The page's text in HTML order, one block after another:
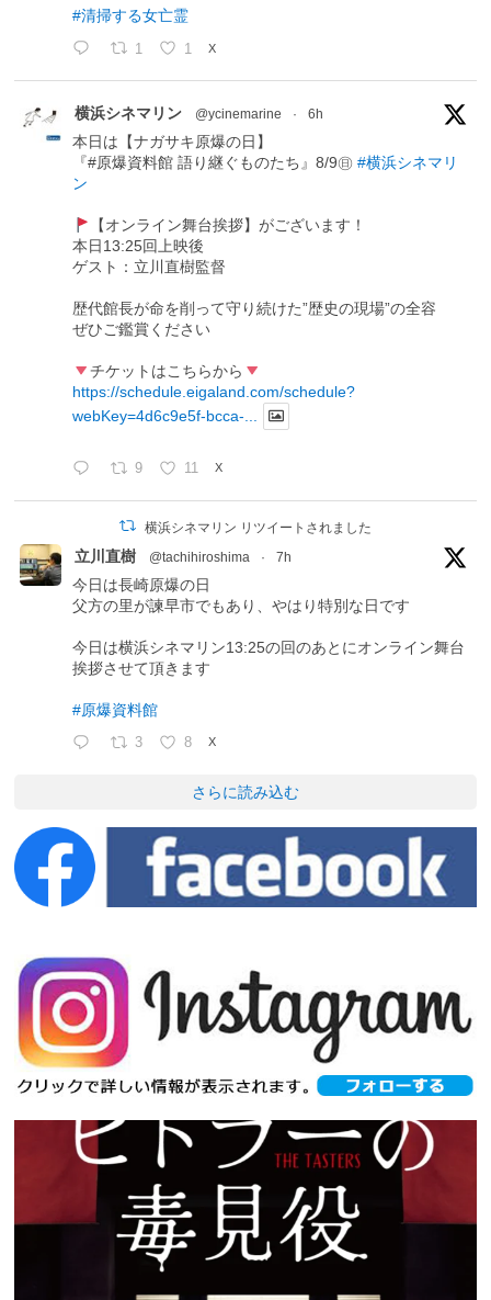
#清掃する女亡霊
1 1 X
横浜シネマリン @ycinemarine · 6h
本日は【ナガサキ原爆の日】
『#原爆資料館 語り継ぐものたち』8/9㊐#横浜シネマリ
ン
【オンライン舞台挨拶】がございます！
本日13:25回上映後
ゲスト：立川直樹監督
歴代館長が命を削って守り続けた”歴史の現場”の全容
ぜひご鑑賞ください
チケットはこちらから
https://schedule.eigaland.com/schedule?
webKey=4d6c9e5f-bcca-...
9 11 X
横浜シネマリン リツイートされました
立川直樹 @tachihiroshima · 7h
今日は長崎原爆の日
父方の里が諫早市でもあり、やはり特別な日です
今日は横浜シネマリン13:25の回のあとにオンライン舞台
挨拶させて頂きます
#原爆資料館
3 8 X
さらに読み込む